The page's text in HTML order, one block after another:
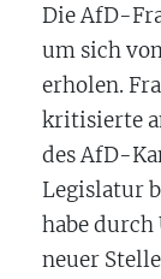
Die AfD-
um sich
erholen.
kritisierte
des AfD-
Legislatur
habe
neuer